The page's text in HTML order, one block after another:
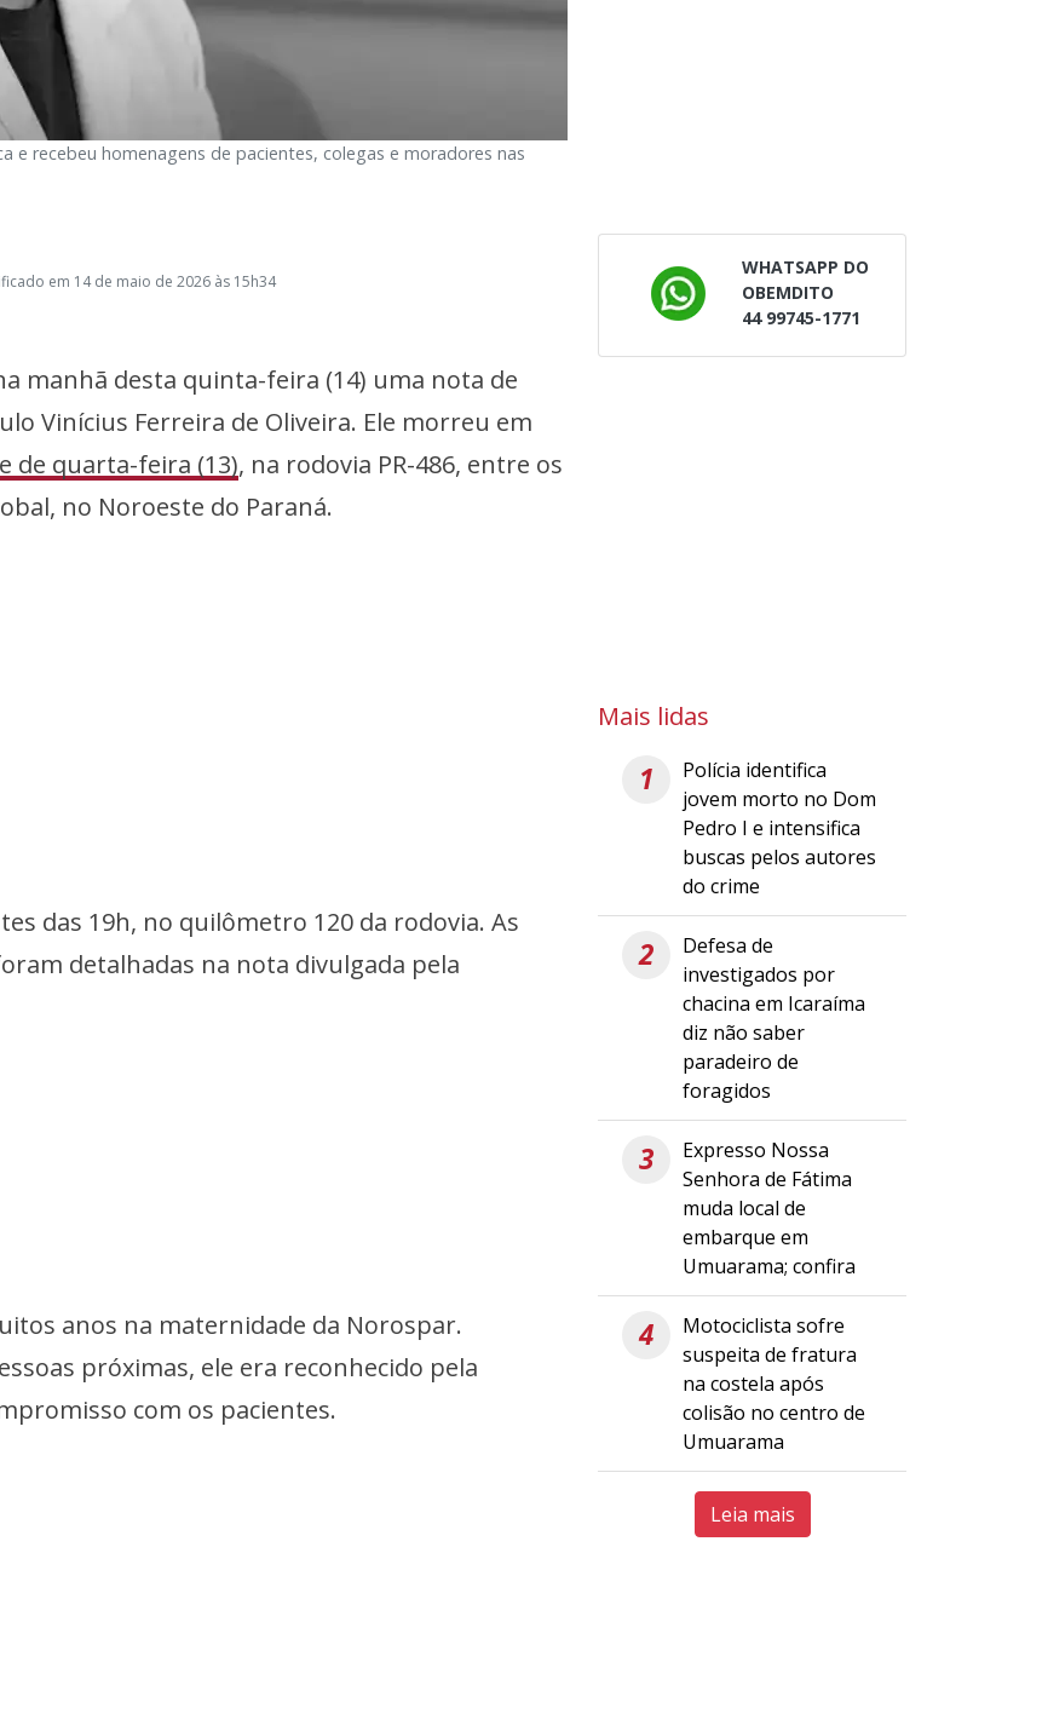
e recebeu homenagens de pacientes, colegas e moradores nas
em 14 de maio de 2026 às 15h34
manhã desta quinta-feira (14) uma nota de
Vinícius Ferreira de Oliveira. Ele morreu em
de quarta-feira (13), na rodovia PR-486, entre os
no Noroeste do Paraná.
das 19h, no quilômetro 120 da rodovia. As
detalhadas na nota divulgada pela
anos na maternidade da Norospar.
próximas, ele era reconhecido pela
com os pacientes.
WHATSAPP DO
OBEMDITO
44 99745-1771
Mais lidas
1
Polícia identifica
jovem morto no Dom
Pedro I e intensifica
buscas pelos autores
do crime
2
Defesa de
investigados por
chacina em Icaraíma
diz não saber
paradeiro de
foragidos
3
Expresso Nossa
Senhora de Fátima
muda local de
embarque em
Umuarama; confira
4
Motociclista sofre
suspeita de fratura
na costela após
colisão no centro de
Umuarama
Leia mais